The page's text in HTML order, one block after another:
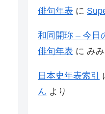
俳句年表 に
和同開珎 – 今日
俳句年表 に み
日本史年表索引
ん より